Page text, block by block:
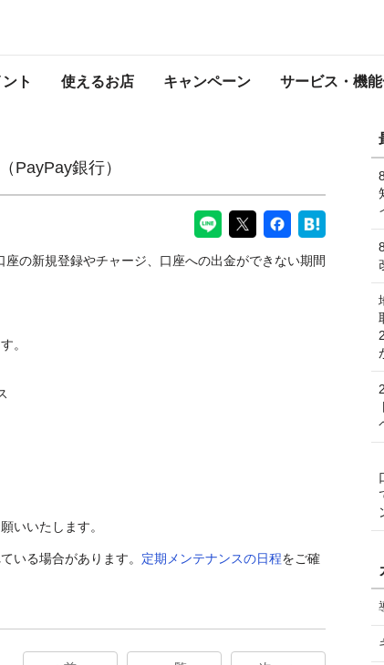
ト 使えるお店 キャンペーン サービス・機
PayPayからのお知らせ
PayPay銀行）
の新規登録やチャージ、口座への出金ができない期間
。
いいたします。
いる場合があります。 定期メンテナンスの日程をご確